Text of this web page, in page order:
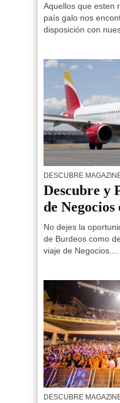
Aquellos que esten
país galo nos
disposición con
DESCUBRE
Descubre y
de
No dejes la
de Burdeos como
viaje de Negocios....
DESCUBRE